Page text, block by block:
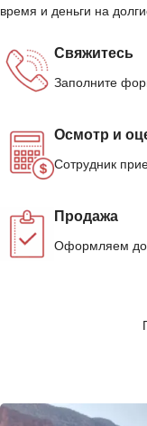
время и деньги на
Свяжитесь
Заполните
Осмотр и
Сотрудник
Продажа
Оформляем